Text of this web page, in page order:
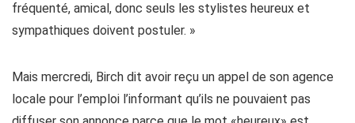
fréquenté, amical, donc seuls les stylistes heureux et
sympathiques doivent postuler. »
Mais mercredi, Birch dit avoir reçu un appel de son agence
locale pour l’emploi l’informant qu’ils ne pouvaient pas